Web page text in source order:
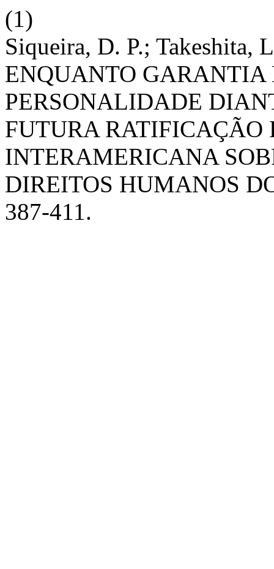
(1)
Siqueira, D. P.; Takeshita,
ENQUANTO GARANTIA
PERSONALIDADE
FUTURA RATIFICAÇÃO
INTERAMERICANA
DIREITOS HUMANOS
387-411.